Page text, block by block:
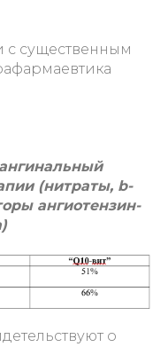
с существенным
(нитраты, b-
ангиотензин-
о